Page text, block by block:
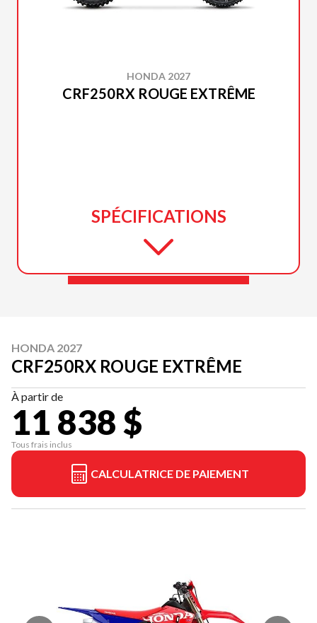
HONDA 2027
CRF250RX ROUGE EXTRÊME
SPÉCIFICATIONS
HONDA 2027
CRF250RX ROUGE EXTRÊME
À partir de
11 838 $
Tous frais inclus
CALCULATRICE DE PAIEMENT